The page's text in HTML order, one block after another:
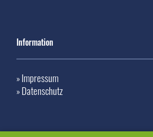
Information
» Impressum
» Datenschutz